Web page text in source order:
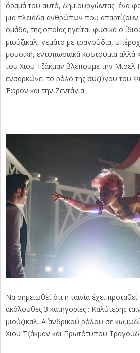
όραμά του αυτό, δημιουργώντας ένα
μια πλειάδα ανθρώπων που
ομάδα, της οποίας ηγείται φυσικά ο
μιούζικαλ, γεμάτο με τραγούδια,
μουσική, εντυπωσιακά κοστούμια αλλά
του Χιου Τζάκμαν βλέπουμε την Μισέλ
ενσαρκώνει το ρόλο της συζύγου του
Έφρον και την Ζεντάγια.
Να σημειωθεί ότι η ταινία έχει
ακόλουθες 3 κατηγορίες : Καλύτερης
μιούζικαλ, Α΄ ανδρικού ρόλου σε
Χιου Τζάκμαν και Πρωτότυπου